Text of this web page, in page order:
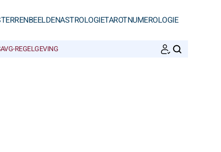
ASTROLOGIETAROTNUMEROLOGIE
AVG-REGELGEVING